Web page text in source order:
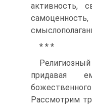
активность,
* * *
придавая
Рассмотрим